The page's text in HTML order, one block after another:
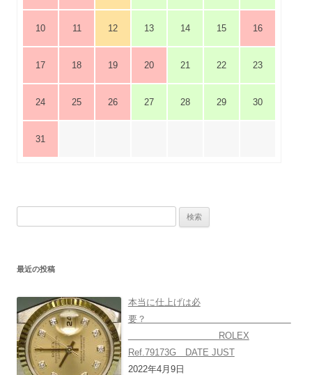
10 11 12 13 14 15 16
17 18 19 20 21 22 23
24 25 26 27 28 29 30
31
最近の投稿
本当に仕上げは必
要？
ROLEX
Ref.79173G DATE JUST
2022年4月9日